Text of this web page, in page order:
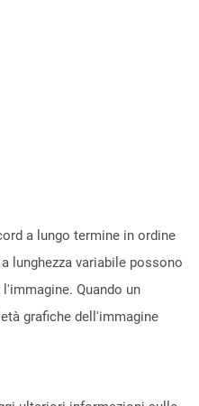
a lungo termine in ordine
lunghezza variabile possono
Quando un
grafiche dell'immagine